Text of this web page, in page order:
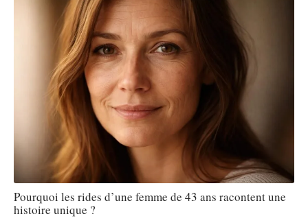
Pourquoi les rides d’une femme de 43 ans racontent une
histoire unique ?